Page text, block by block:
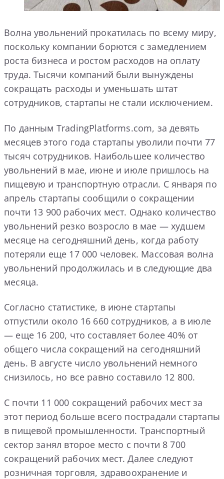
Волна увольнений прокатилась по всему миру,
поскольку компании борются с замедлением
роста бизнеса и ростом расходов на оплату
труда. Тысячи компаний были вынуждены
сокращать расходы и уменьшать штат
сотрудников, стартапы не стали исключением.
По данным TradingPlatforms.com, за девять
месяцев этого года стартапы уволили почти 77
тысяч сотрудников. Наибольшее количество
увольнений в мае, июне и июле пришлось на
пищевую и транспортную отрасли. С января по
апрель стартапы сообщили о сокращении
почти 13 900 рабочих мест. Однако количество
увольнений резко возросло в мае — худшем
месяце на сегодняшний день, когда работу
потеряли еще 17 000 человек. Массовая волна
увольнений продолжилась и в следующие два
месяца.
Согласно статистике, в июне стартапы
отпустили около 16 660 сотрудников, а в июле
— еще 16 200, что составляет более 40% от
общего числа сокращений на сегодняшний
день. В августе число увольнений немного
снизилось, но все равно составило 12 800.
С почти 11 000 сокращений рабочих мест за
этот период больше всего пострадали стартапы
в пищевой промышленности. Транспортный
сектор занял второе место с почти 8 700
сокращений рабочих мест. Далее следуют
розничная торговля, здравоохранение и